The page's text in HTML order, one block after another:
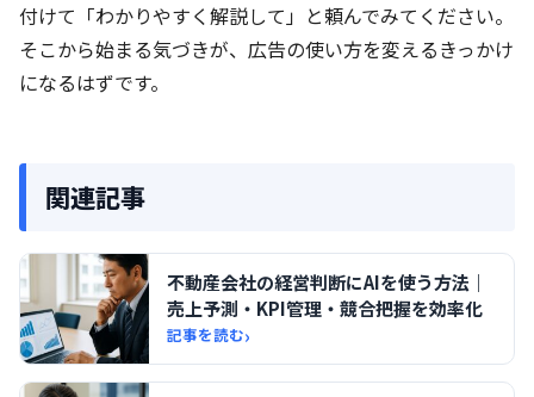
付けて「わかりやすく解説して」と頼んでみてください。
そこから始まる気づきが、広告の使い方を変えるきっかけ
になるはずです。
関連記事
不動産会社の経営判断にAIを使う方法｜
売上予測・KPI管理・競合把握を効率化
記事を読む›